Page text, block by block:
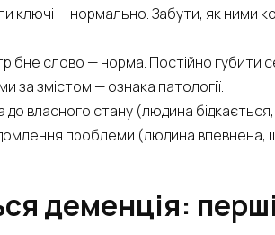
ключі — нормально. Забути, як ними
слово — норма. Постійно губити
за змістом — ознака патології.
власного стану (людина
проблеми (людина впевнена,
деменція: